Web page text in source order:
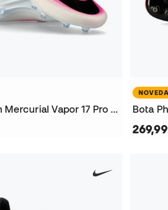
Bota Air Zoom Mercurial Vapor 17 Pro AG Bota